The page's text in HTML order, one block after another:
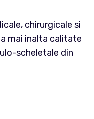
chirurgicale si
mai inalta calitate
scheletale din